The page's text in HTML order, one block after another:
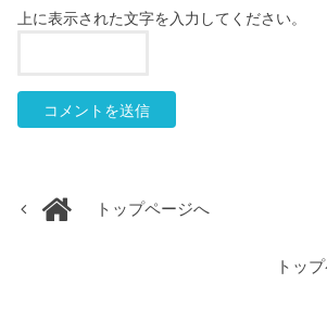
上に表示された文字を入力してください。
トップページへ
トッ